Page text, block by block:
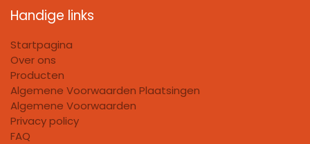
Handige links
Startpagina
Over ons
Producten
Algemene Voorwaarden Plaatsingen
Algemene Voorwaarden
Privacy policy
FAQ